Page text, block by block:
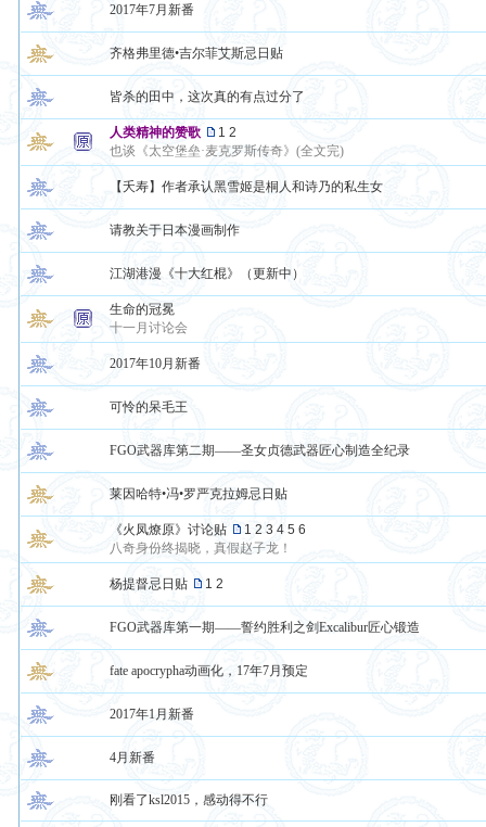
2017年7月新番
齐格弗里德•吉尔菲艾斯忌日贴
皆杀的田中，这次真的有点过分了
人类精神的赞歌 1 2
也谈《太空堡垒·麦克罗斯传奇》(全文完)
【夭寿】作者承认黑雪姬是桐人和诗乃的私生女
请教关于日本漫画制作
江湖港漫《十大红棍》（更新中）
生命的冠冕
十一月讨论会
2017年10月新番
可怜的呆毛王
FGO武器库第二期——圣女贞德武器匠心制造全纪录
莱因哈特•冯•罗严克拉姆忌日贴
《火凤燎原》讨论贴 1 2 3 4 5 6
八奇身份终揭晓，真假赵子龙！
杨提督忌日贴 1 2
FGO武器库第一期——誓约胜利之剑Excalibur匠心锻造
fate apocrypha动画化，17年7月预定
2017年1月新番
4月新番
刚看了ksl2015，感动得不行